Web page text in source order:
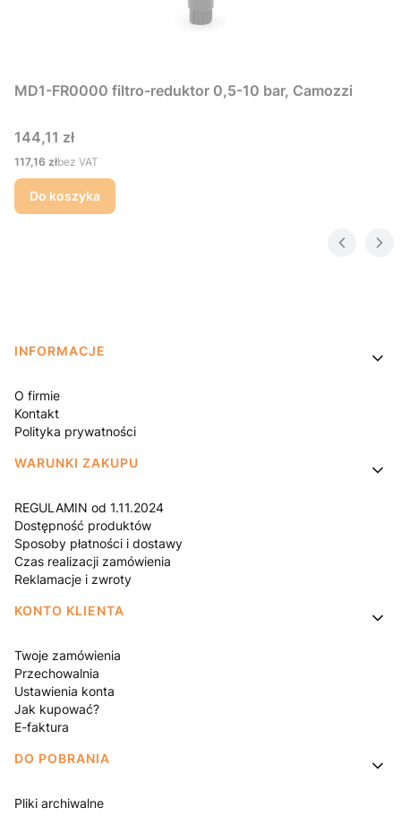
MD1-FR0000 filtro-reduktor 0,5-10 bar, Camozzi
Cena
144,11 zł
Cena
117,16 złbez VAT
Do koszyka
Linki w stopce
INFORMACJE
O firmie
Kontakt
Polityka prywatności
WARUNKI ZAKUPU
REGULAMIN od 1.11.2024
Dostępność produktów
Sposoby płatności i dostawy
Czas realizacji zamówienia
Reklamacje i zwroty
KONTO KLIENTA
Twoje zamówienia
Przechowalnia
Ustawienia konta
Jak kupować?
E-faktura
DO POBRANIA
Pliki archiwalne